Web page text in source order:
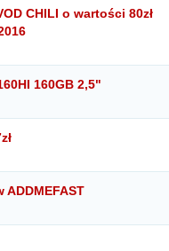
CHILI o wartości 80zł
160GB 2,5"